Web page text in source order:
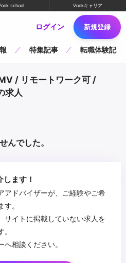
school Vookキャリア
ログイン 新規登録
特集記事 転職体験記
/ リモートワーク可 /
求人
んでした。
ます！
アドバイザーが、ご経験やご希
。
サイトに掲載していない求人を
相談ください。